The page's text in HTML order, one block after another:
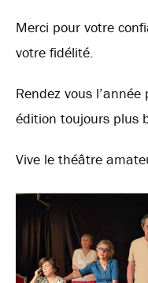
Merci pour votre
votre fidélité.
Rendez vous
édition toujours plus
Vive le théâtre